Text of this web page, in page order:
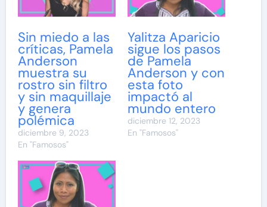
Sin miedo a las
críticas, Pamela
Anderson
muestra su
rostro sin filtro
y sin maquillaje
y genera
polémica
diciembre 9, 2023
En "Famosos"
Yalitza Aparicio
sigue los pasos
de Pamela
Anderson y con
esta foto
impactó al
mundo entero
diciembre 12, 2023
En "Famosos"